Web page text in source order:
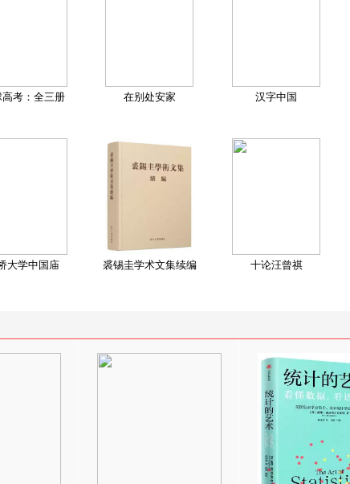
高考：全三册 在别处安家 汉字中国
大学中国庙 裘锡圭学术文集续编 十论汪曾祺